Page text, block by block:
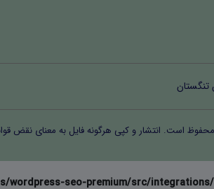
تنگستان
است. انتشار و کپی هرگونه فایل‌ به معنای نقض
wordpress-seo-premium/src/